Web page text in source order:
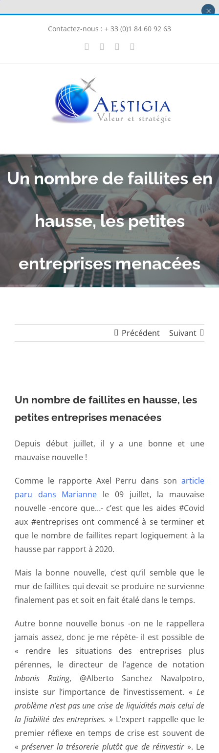
Contactez-nous : + 33 (0)1 84 60 92 63
LinkedInInstagram
Un nombre de faillites en
hausse, les petites
entreprises menacées
Précédent Suivant
Un nombre de faillites en hausse, les
petites entreprises menacées
Depuis début juillet, il y a une bonne et une
mauvaise nouvelle !
Comme le rapporte Axel Perru dans son article
paru dans Marianne le 09 juillet, la mauvaise
nouvelle -encore que…- c’est que les aides #Covid
aux #entreprises ont commencé à se terminer et
que le nombre de faillites repart logiquement à la
hausse par rapport à 2020.
Mais la bonne nouvelle, c’est qu’il semble que le
mur de faillites qui devait se produire ne survienne
finalement pas et soit en fait étalé dans le temps.
Autre bonne nouvelle bonus -on ne le rappellera
jamais assez, donc je me répète- il est possible de
« rendre les situations des entreprises plus
pérennes, le directeur de l’agence de notation
Inbonis Rating, @Alberto Sanchez Navalpotro,
insiste sur l’importance de l’investissement. « Le
problème n’est pas une crise de liquidités mais celui de
la fiabilité des entreprises. » L’expert rappelle que le
premier réflexe en temps de crise est souvent de
«préserver la trésorerie plutôt que de réinvestir». Le
×